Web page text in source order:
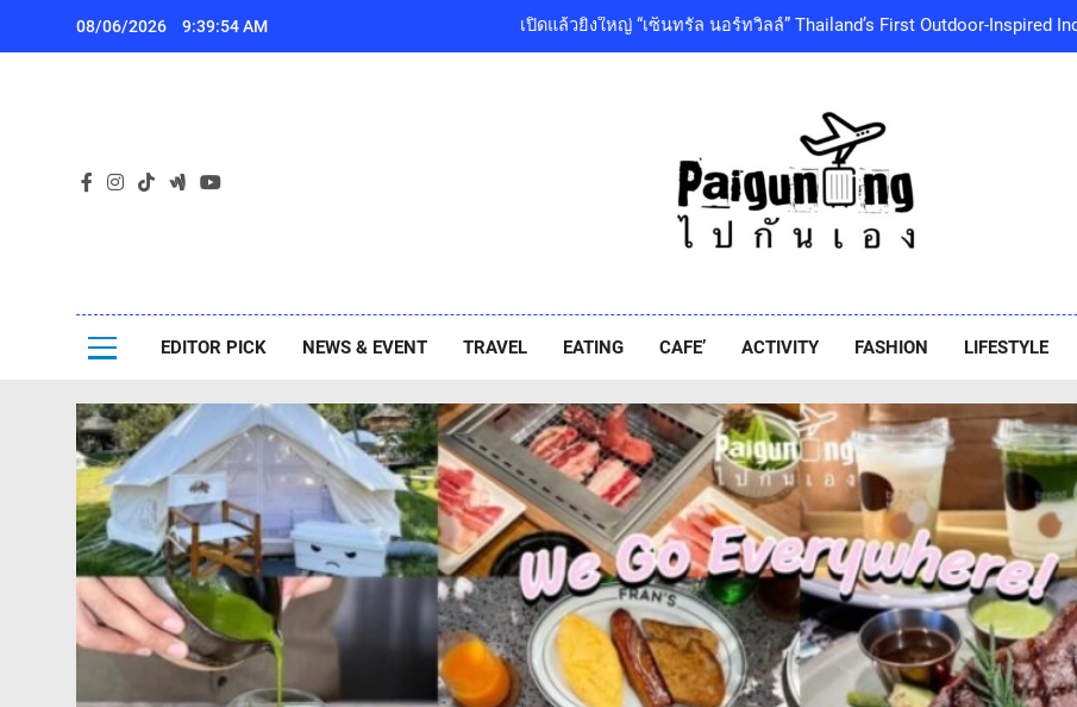
08/06/2026 9:39:56 AM
เซ็นทรัลพัฒนา พร้อมด้วยบริษัทในกลุ่มเซ็นทรัล ร่วมถวายความอาลัย แ
‘GMM SHOW’ ชวนสัมผัสฤดูแห่งความสุขกับ Chang Cold Brew Cool
ท่ามกลางธรรมชาติบรรยากาศดีที่สุดและสบายที่สุด ปักหมุด
เปิดแล้วยิ่งใหญ่ “เซ็นทรัล นอร์ทวิลล์” Thailand’s First Outdoor-Inspired
เซ็นทรัลพัฒนา พร้อมด้วยบริษัทในกลุ่มเซ็นทรัล ร่วมถวายความอาลัย แ
พระเจ้าลูกเธอ เจ้าฟ้าพัชรกิติยาภา นเรนทิราเทพยวดี กรมหลวงรา
Paiguneng.com
EDITOR PICK NEWS & EVENT TRAVEL EATING CAFE’ ACTIVITY FASHION LIFESTYLE